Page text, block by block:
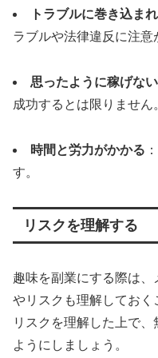
トラブルに巻き込ま
ラブルや法律違反に注意
思ったように稼げな
成功するとは限りません
時間と労力がかかる
す。
リスクを理解する
趣味を副業にする際は、
やリスクも理解しておく
リスクを理解した上で
ようにしましょう。